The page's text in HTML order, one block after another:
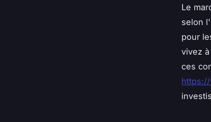
Le
selon
pour
vivez
ces